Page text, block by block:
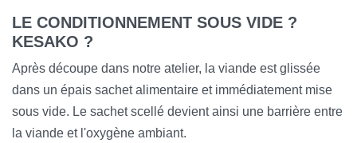
LE CONDITIONNEMENT SOUS VIDE ?
KESAKO ?
Après découpe dans notre atelier, la viande est glissée
dans un épais sachet alimentaire et immédiatement mise
sous vide. Le sachet scellé devient ainsi une barrière entre
la viande et l'oxygène ambiant.